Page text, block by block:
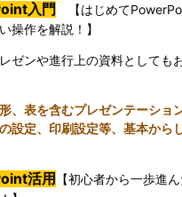
入門 【はじめて
操作を解説！ 】
ゼンや進行上の資料としても
、表を含むプレゼンテーショ
設定、印刷設定等、 基本から
活用 【初心者から一歩進